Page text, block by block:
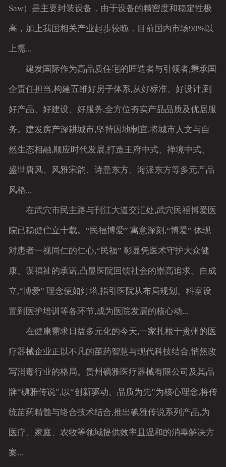
Saw）是主要封装设备，由于设备的精密度和稳定性极
高，加上我国相关产业起步较晚，目前国内市场90%以
上需...
建发国际作为高品质住宅的匠造者与引领者,秉承国
企责任担当,构建五维好房子体系,从好标准、好设计,到
好产品、好建设、好服务,全方位夯实产品品质及优居服
务。建发房产深耕城市,坚持因地制宜,将城市人文与自
然生态相融,顺应时代发展,打造王府中式、禅境中式、
盛世唐风、风雅宋韵、诗意东方、海派东方等多元产品
风格...
在武穴市民主路与刊江大道交汇处,武穴民福博爱医
院已稳健伫立十载。“民福博爱” 寓意深刻,“博爱” 体现
对患者一视同仁的仁心,“民福” 彰显凭医术守护大众健
康、谋福祉的承诺,凸显医院回馈社会的崇高追求。自成
立,“博爱” 理念便如灯塔,指引医院从布局规划、科室设
置到医护培训等各环节,成为医院发展的核心动...
在健康需求日益多元化的今天,一家扎根于贵州的医
疗器械企业正以不凡的苗药智慧与现代科技结合,悄然改
写消毒行业的格局。贵州碘雅医疗器械有限公司及其品
牌“碘雅传说”,以“创新驱动、品质为先”为核心理念,将传
统苗药精髓与络合技术结合,推出碘雅传说系列产品,为
医疗、家庭、农牧等领域提供效率且温和的消毒解决方
案...